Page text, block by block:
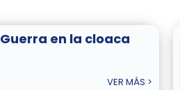
Guerra en la cloaca
VER MÁS >